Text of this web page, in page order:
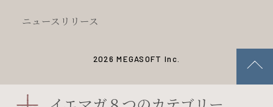
ニュースリリース
2026 MEGASOFT Inc.